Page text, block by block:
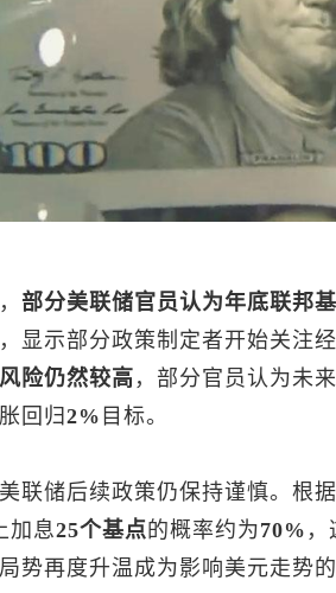
部分美联储官员认为年底联邦
，显示部分政策制定者开始关注
险仍然较高 ，部分官员认为未
回归 2% 目标。
联储后续政策仍保持谨慎。根
加息25个基点的概率约为70%
势再度升温成为影响美元走势